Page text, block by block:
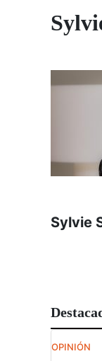
Sylvie
OPINIÓN